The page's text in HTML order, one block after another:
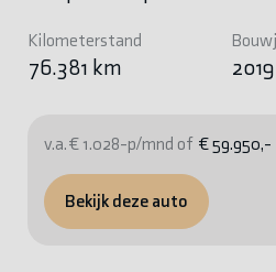
Kilometerstand
76.381 km 2019
v.a. € 1.028-p/mnd of € 59.950,-
Bekijk deze auto